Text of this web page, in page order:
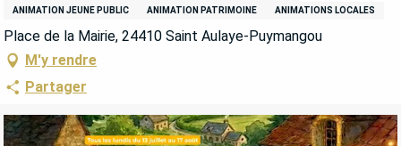
ANIMATION JEUNE PUBLIC
ANIMATION PATRIMOINE ANIMATIONS LOCALES
Place de la Mairie, 24410 Saint Aulaye-Puymangou
M'y rendre
Partager